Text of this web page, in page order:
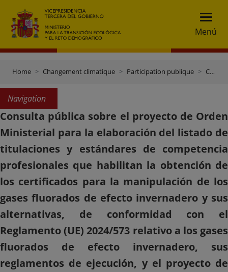
Menú
Home Changement climatique Participation publique Consulta pública sobre el proyecto de Orden Ministerial para la elaboración del listado de titulaciones y estándares de competencia profesionales que habilitan la obtención de los certificados para la manipulación de los gases fluorados de efecto invernadero y sus alternativas, de conformidad con el Reglamento (UE) 2024/573 relativo a los gases fluorados de efecto invernadero, sus reglamentos de ejecución, y el proyecto de real decreto por el que se regula la comercialización y uso de los gases fluorados de efecto invernadero, refrigerantes naturales y equipos que los contienen, y la formación de los profesionales que los manipulan.
Navigation
Consulta pública sobre el proyecto de Orden
Ministerial para la elaboración del listado de
titulaciones y estándares de competencia
profesionales que habilitan la obtención de
los certificados para la manipulación de los
gases fluorados de efecto invernadero y sus
alternativas, de conformidad con el
Reglamento (UE) 2024/573 relativo a los gases
fluorados de efecto invernadero, sus
reglamentos de ejecución, y el proyecto de